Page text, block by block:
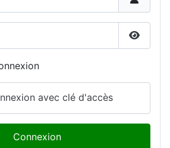
avec clé d'accès
Connexion